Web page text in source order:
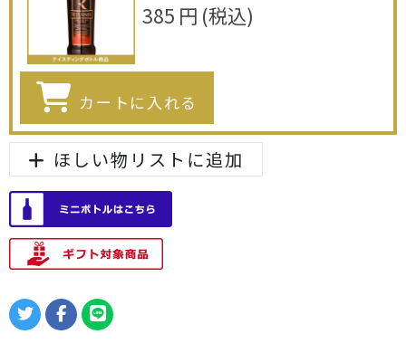
385 円 (税込)
カートに入れる
ほしい物リストに追加